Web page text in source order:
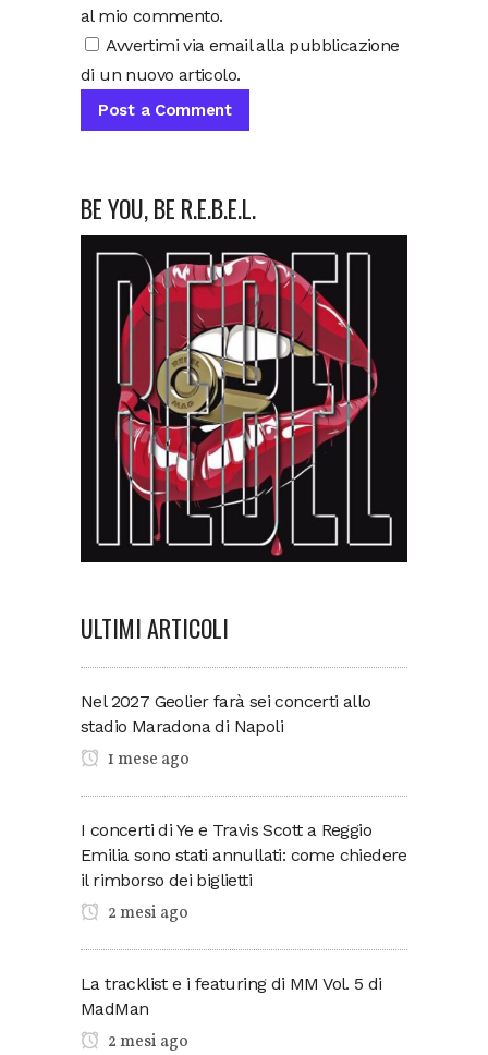
al mio commento.
Avvertimi via email alla pubblicazione
di un nuovo articolo.
BE YOU, BE R.E.B.E.L.
ULTIMI ARTICOLI
Nel 2027 Geolier farà sei concerti allo
stadio Maradona di Napoli
1 mese ago
I concerti di Ye e Travis Scott a Reggio
Emilia sono stati annullati: come chiedere
il rimborso dei biglietti
2 mesi ago
La tracklist e i featuring di MM Vol. 5 di
MadMan
2 mesi ago